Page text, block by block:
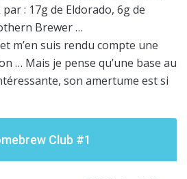
: 17g de Eldorado, 6g de
Brewer …
m’en suis rendu compte une
… Mais je pense qu’une base au
son amertume est si